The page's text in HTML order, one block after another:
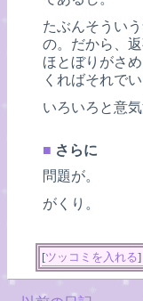
たぶんそうい
の。だから、
ほとぼりがさ
くればそれで
いろいろと意気
■ さらに
問題が。
がくり。
[ツッコミを入れる]